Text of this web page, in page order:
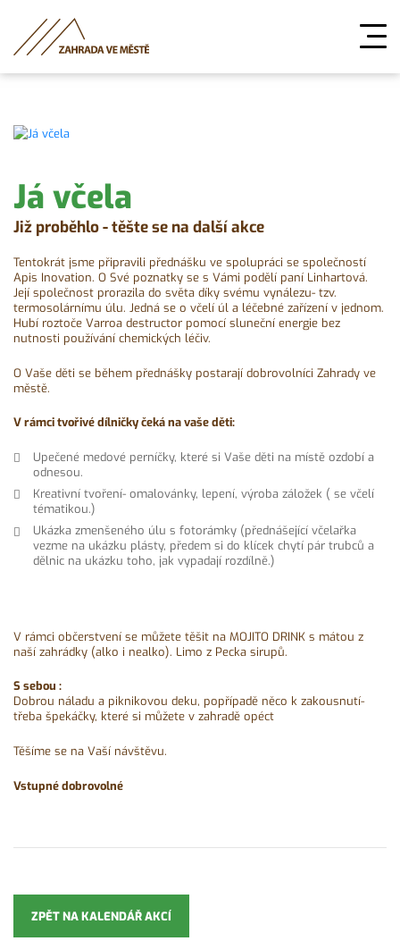
Já včela
Již proběhlo - těšte se na další akce
Tentokrát jsme připravili přednášku ve spolupráci se společností
Apis Inovation. O Své poznatky se s Vámi podělí paní Linhartová.
Její společnost prorazila do světa díky svému vynálezu- tzv.
termosolárnímu úlu. Jedná se o včelí úl a léčebné zařízení v jednom.
Hubí roztoče Varroa destructor pomocí sluneční energie bez
nutnosti používání chemických léčiv.
O Vaše děti se během přednášky postarají dobrovolníci Zahrady ve
městě.
V rámci tvořivé dílničky čeká na vaše děti:
Upečené medové perníčky, které si Vaše děti na místě ozdobí a
odnesou.
Kreativní tvoření- omalovánky, lepení, výroba záložek ( se včelí
tématikou.)
Ukázka zmenšeného úlu s fotorámky (přednášející včelařka
vezme na ukázku plásty, předem si do klícek chytí pár trubců a
dělnic na ukázku toho, jak vypadají rozdílně.)
V rámci občerstvení se můžete těšit na MOJITO DRINK s mátou z
naší zahrádky (alko i nealko). Limo z Pecka sirupů.
S sebou :
Dobrou náladu a piknikovou deku, popřípadě něco k zakousnutí-
třeba špekáčky, které si můžete v zahradě opéct
Těšíme se na Vaší návštěvu.
Vstupné dobrovolné
ZPĚT NA KALENDÁŘ AKCÍ